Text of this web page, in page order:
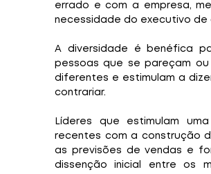
errado e com a empresa,
necessidade do executivo de
A diversidade é benéfica
pessoas que se pareçam ou
diferentes e estimulam a
contrariar.
Líderes que estimulam
recentes com a construção
as previsões de vendas e
dissenção inicial entre os